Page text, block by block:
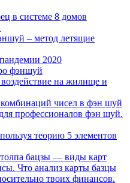
в системе 8 домов
– метод летящие
2020
фэншуй
на жилище и
чисел в фэн шуй
профессионалов фэн шуй.
теорию 5 элементов
бацзы — виды карт
Что анализ карты базцы
твоих финансов.